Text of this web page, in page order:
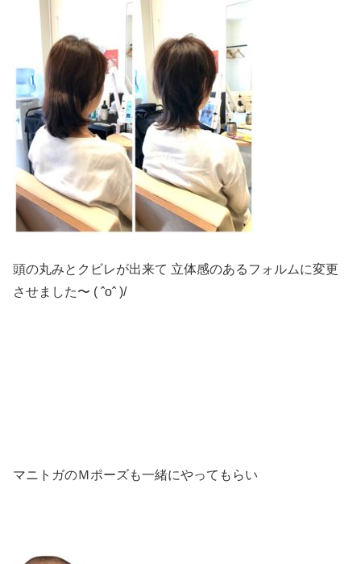
頭の丸みとクビレが出来て 立体感のあるフォルムに変更
させました〜 ( ˆoˆ )/
マニトガのＭポーズも一緒にやってもらい